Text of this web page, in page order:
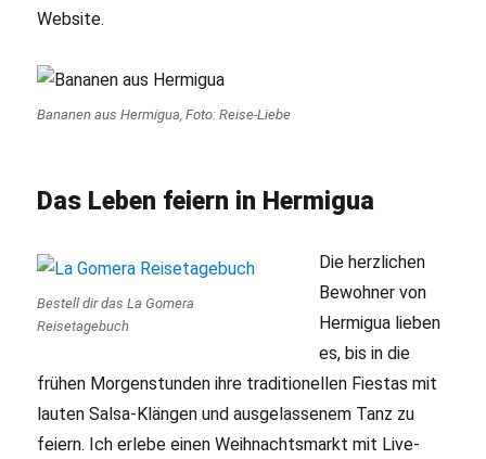
Website.
Bananen aus Hermigua, Foto: Reise-Liebe
Das Leben feiern in Hermigua
Bestell dir das La Gomera
Reisetagebuch
Die herzlichen
Bewohner von
Hermigua lieben
es, bis in die
frühen Morgenstunden ihre traditionellen Fiestas mit
lauten Salsa-Klängen und ausgelassenem Tanz zu
feiern. Ich erlebe einen Weihnachtsmarkt mit Live-